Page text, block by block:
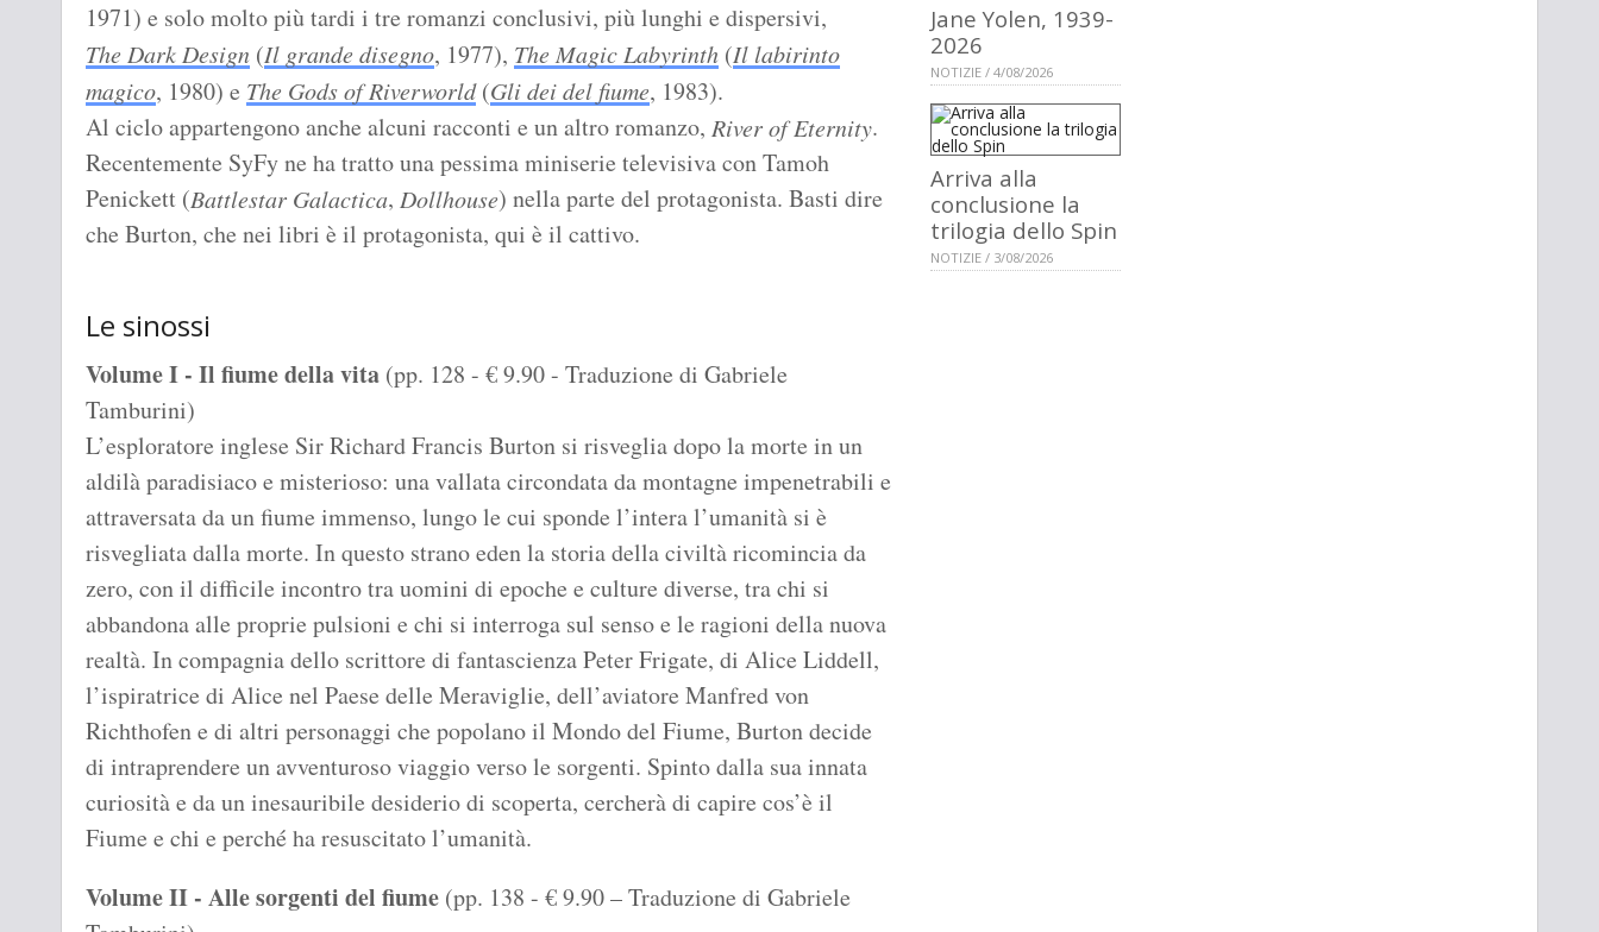
1971) e solo molto più tardi i tre romanzi conclusivi, più lunghi e dispersivi,
The Dark Design (Il grande disegno, 1977), The Magic Labyrinth (Il labirinto
magico, 1980) e The Gods of Riverworld(Gli dei del fiume, 1983).
Al ciclo appartengono anche alcuni racconti e un altro romanzo, River of Eternity.
Recentemente SyFy ne ha tratto una pessima miniserie televisiva con Tamoh
Penickett (Battlestar Galactica, Dollhouse) nella parte del protagonista. Basti dire
che Burton, che nei libri è il protagonista, qui è il cattivo.
Le sinossi
Volume I - Il fiume della vita (pp. 128 - € 9.90 - Traduzione di Gabriele
Tamburini)
L’esploratore inglese Sir Richard Francis Burton si risveglia dopo la morte in un
aldilà paradisiaco e misterioso: una vallata circondata da montagne impenetrabili e
attraversata da un fiume immenso, lungo le cui sponde l’intera l’umanità si è
risvegliata dalla morte. In questo strano eden la storia della civiltà ricomincia da
zero, con il difficile incontro tra uomini di epoche e culture diverse, tra chi si
abbandona alle proprie pulsioni e chi si interroga sul senso e le ragioni della nuova
realtà. In compagnia dello scrittore di fantascienza Peter Frigate, di Alice Liddell,
l’ispiratrice di Alice nel Paese delle Meraviglie, dell’aviatore Manfred von
Richthofen e di altri personaggi che popolano il Mondo del Fiume, Burton decide
di intraprendere un avventuroso viaggio verso le sorgenti. Spinto dalla sua innata
curiosità e da un inesauribile desiderio di scoperta, cercherà di capire cos’è il
Fiume e chi e perché ha resuscitato l’umanità.
Volume II - Alle sorgenti del fiume (pp. 138 - € 9.90 – Traduzione di Gabriele
Jane Yolen, 1939-
2026
NOTIZIE / 4/08/2026
Arriva alla
conclusione la
trilogia dello Spin
NOTIZIE / 3/08/2026